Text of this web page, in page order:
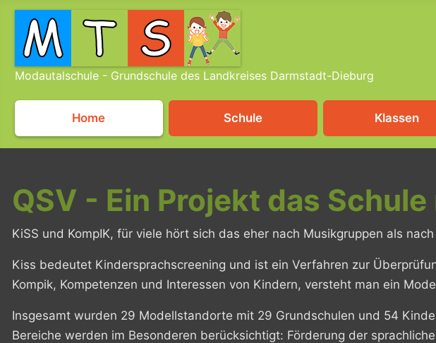
Modautalschule - Grundschule des Landkreises Darmstadt-Dieburg
Home Schule Klassen
QSV - Ein Projekt das
KiSS und KompIK, für viele hört sich das eher nach Musikgruppen als
Kiss bedeutet Kindersprachscreening und ist ein Verfahren zur
Kompik, Kompetenzen und Interessen von Kindern, versteht man ein
Insgesamt wurden 29 Modellstandorte mit 29 Grundschulen und 54
Bereiche werden im Besonderen berücksichtigt: Förderung der